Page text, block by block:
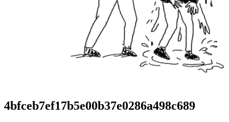
4bfceb7ef17b5e00b37e0286a498c689